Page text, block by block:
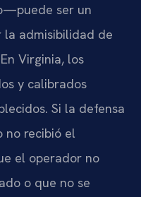
ser un
la admisibilidad de
Virginia, los
y calibrados
Si la defensa
no recibió el
el operador no
o que no se